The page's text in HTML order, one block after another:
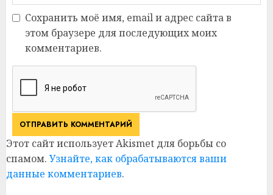
Сохранить моё имя, email и адрес сайта в
этом браузере для последующих моих
комментариев.
Этот сайт использует Akismet для борьбы со
спамом. Узнайте, как обрабатываются ваши
данные комментариев.